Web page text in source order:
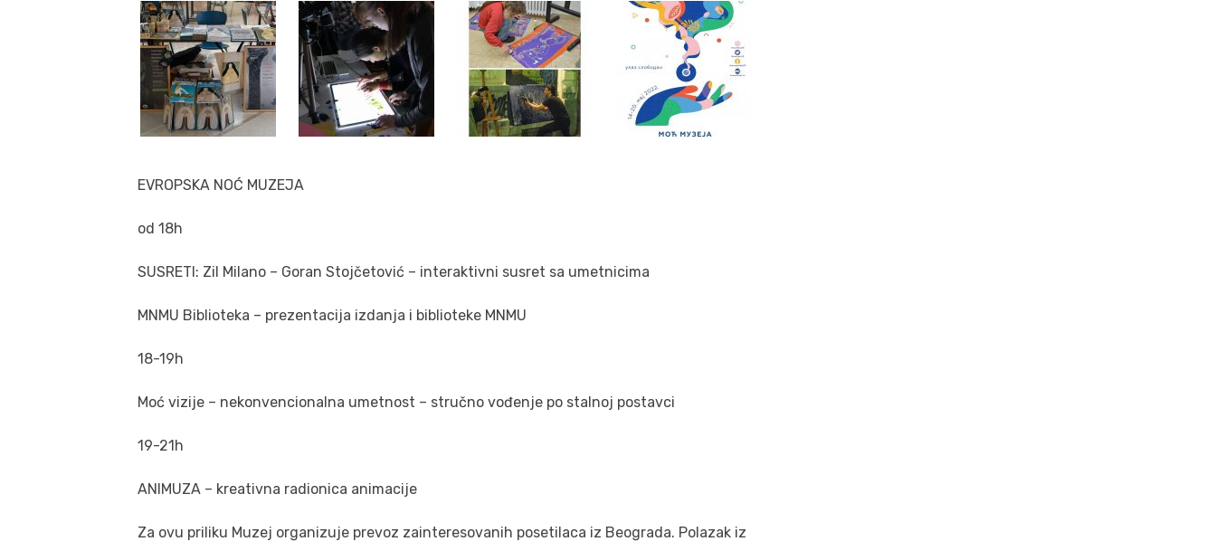
EVROPSKA NOĆ MUZEJA
od 18h
SUSRETI: Zil Milano – Goran Stojčetović – interaktivni susret sa umetnicima
MNMU Biblioteka – prezentacija izdanja i biblioteke MNMU
18-19h
Moć vizije – nekonvencionalna umetnost – stručno vođenje po stalnoj postavci
19-21h
ANIMUZA – kreativna radionica animacije
Za ovu priliku Muzej organizuje prevoz zainteresovanih posetilaca iz Beograda. Polazak iz